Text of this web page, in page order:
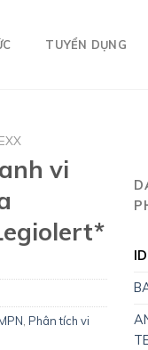
TUYỂN DỤNG
vi
Phân tích vi